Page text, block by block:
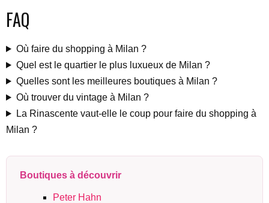
FAQ
Où faire du shopping à Milan ?
Quel est le quartier le plus luxueux de Milan ?
Quelles sont les meilleures boutiques à Milan ?
Où trouver du vintage à Milan ?
La Rinascente vaut-elle le coup pour faire du shopping à
Milan ?
Boutiques à découvrir
Peter Hahn